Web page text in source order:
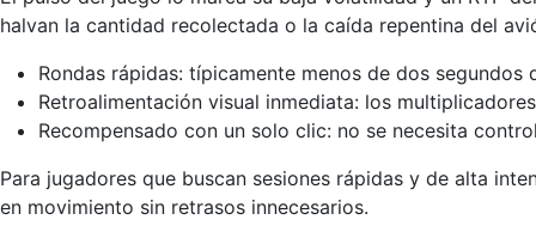
halvan la cantidad recolectada o la caída repentina del
Rondas rápidas: típicamente menos de dos
Retroalimentación visual inmediata: los
Recompensado con un solo clic: no se necesita
Para jugadores que buscan sesiones rápidas y de alta
en movimiento sin retrasos innecesarios.